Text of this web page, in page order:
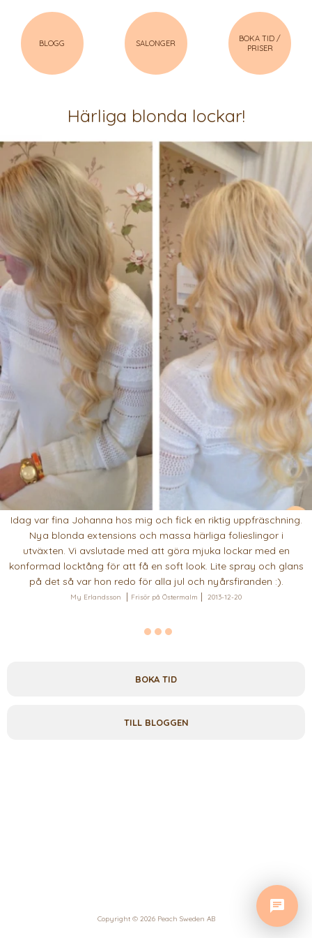
BLOGG SALONGER
BOKA TID /
PRISER
Härliga blonda lockar!
Idag var fina Johanna hos mig och fick en riktig uppfräschning.
Nya blonda extensions och massa härliga folieslingor i
utväxten. Vi avslutade med att göra mjuka lockar med en
konformad locktång för att få en soft look. Lite spray och glans
på det så var hon redo för alla jul och nyårsfiranden :).
My Erlandsson Frisör på Östermalm 2013-12-20
BOKA TID
TILL BLOGGEN
Copyright © 2026 Peach Sweden AB